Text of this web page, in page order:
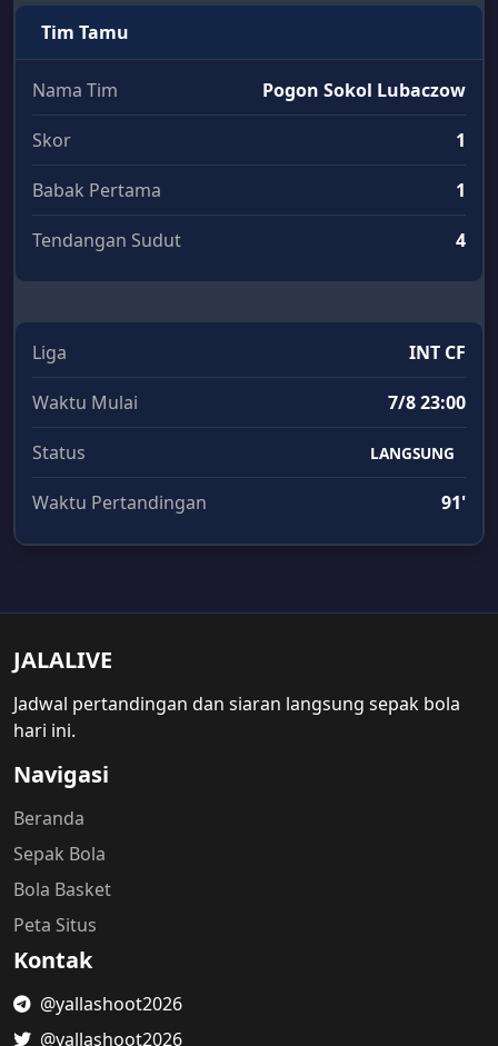
Tim Tamu
Nama Tim Pogon Sokol Lubaczow
Skor 1
Babak Pertama 1
Tendangan Sudut 4
Liga INT CF
Waktu Mulai 7/8 23:00
Status LANGSUNG
Waktu Pertandingan 91'
JALALIVE
Jadwal pertandingan dan siaran langsung sepak bola
hari ini.
Navigasi
Beranda
Sepak Bola
Bola Basket
Peta Situs
Kontak
@yallashoot2026
@yallashoot2026